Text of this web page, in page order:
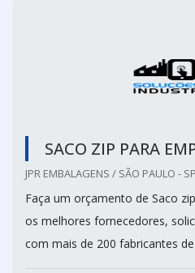
SACO ZIP PARA
JPR EMBALAGENS / SÃO PAULO - SP
Faça um orçamento de Saco
os melhores fornecedores,
com mais de 200 fabricantes